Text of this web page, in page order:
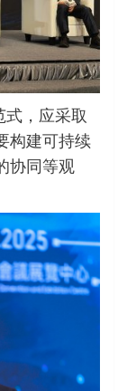
式，应采取
构建可持续
协同等观